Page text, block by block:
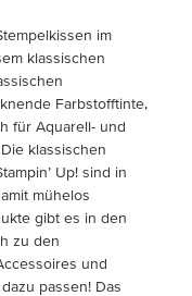
im
klassischen
Farbstofftinte,
für Aquarell- und
klassischen
Up! sind in
mühelos
gibt es in den
zu den
und
passen! Das